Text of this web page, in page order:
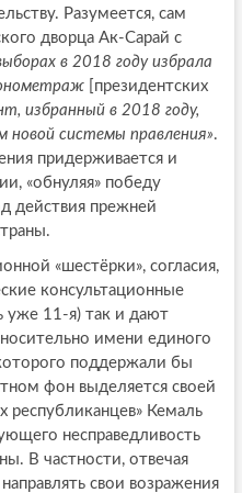
Разумеется, сам
дворца Ак-Сарай с
в 2018 году избрала
[президентских
избранный в 2018 году,
новой системы правления».
придерживается и
«обнуляя» победу
действия прежней
«шестёрки», согласия,
консультационные
уже 11-я) так и дают
имени единого
поддержали бы
фон выделяется своей
республиканцев» Кемаль
несправедливость
В частности, отвечая
свои возражения